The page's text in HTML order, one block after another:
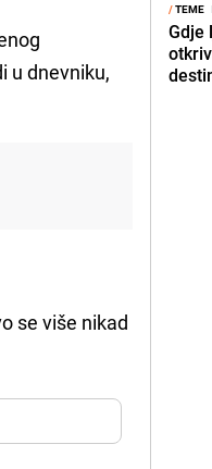
u dnevniku,
se više nikad
/TEME
Gdje